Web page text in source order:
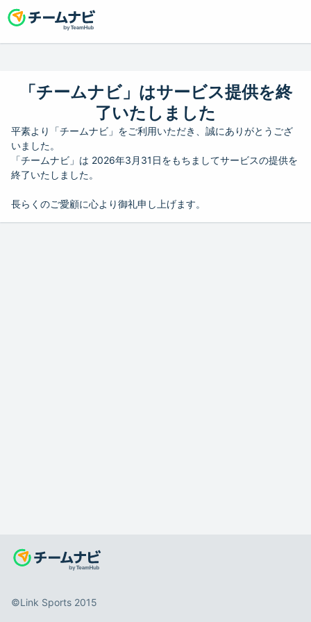
「チームナビ」はサービス提供を終
了いたしました
平素より「チームナビ」をご利用いただき、誠にありがとうござ
いました。
「チームナビ」は 2026年3月31日をもちましてサービスの提供を
終了いたしました。
長らくのご愛顧に心より御礼申し上げます。
©️Link Sports 2015